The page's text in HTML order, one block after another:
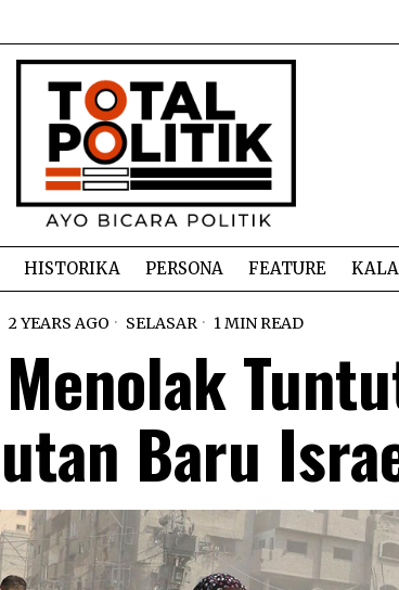
HISTORIKA PERSONA FEATURE
2 YEARS AGO SELASAR 1 MIN READ
Baru